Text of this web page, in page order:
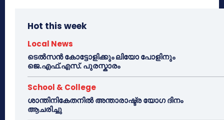
Hot this week
Local News
ടെൽസൻ കോട്ടോളിക്കും ലിയോ പോളിനും
ജെ.എഫ്.എസ്. പുരസ്കാരം
School & College
ശാന്തിനികേതനിൽ അന്താരാഷ്ട്ര യോഗ ദിനം
ആചരിച്ചു